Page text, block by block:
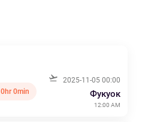
0hr 0min
2025-11-05 00:00
Фукуок
12:00 AM